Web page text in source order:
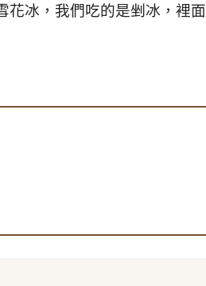
花冰，我們吃的是剉冰，裡面